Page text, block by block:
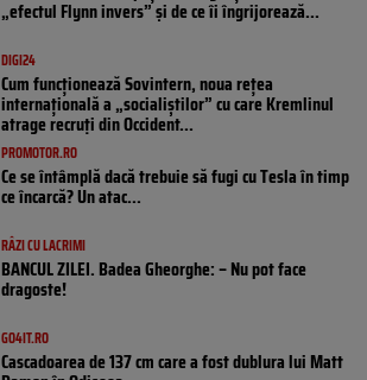
„efectul Flynn invers” și de ce îi îngrijorează...
DIGI24
Cum funcționează Sovintern, noua rețea
internațională a „socialiștilor” cu care Kremlinul
atrage recruți din Occident...
PROMOTOR.RO
Ce se întâmplă dacă trebuie să fugi cu Tesla în timp
ce încarcă? Un atac...
RÂZI CU LACRIMI
BANCUL ZILEI. Badea Gheorghe: – Nu pot face
dragoste!
GO4IT.RO
Cascadoarea de 137 cm care a fost dublura lui Matt